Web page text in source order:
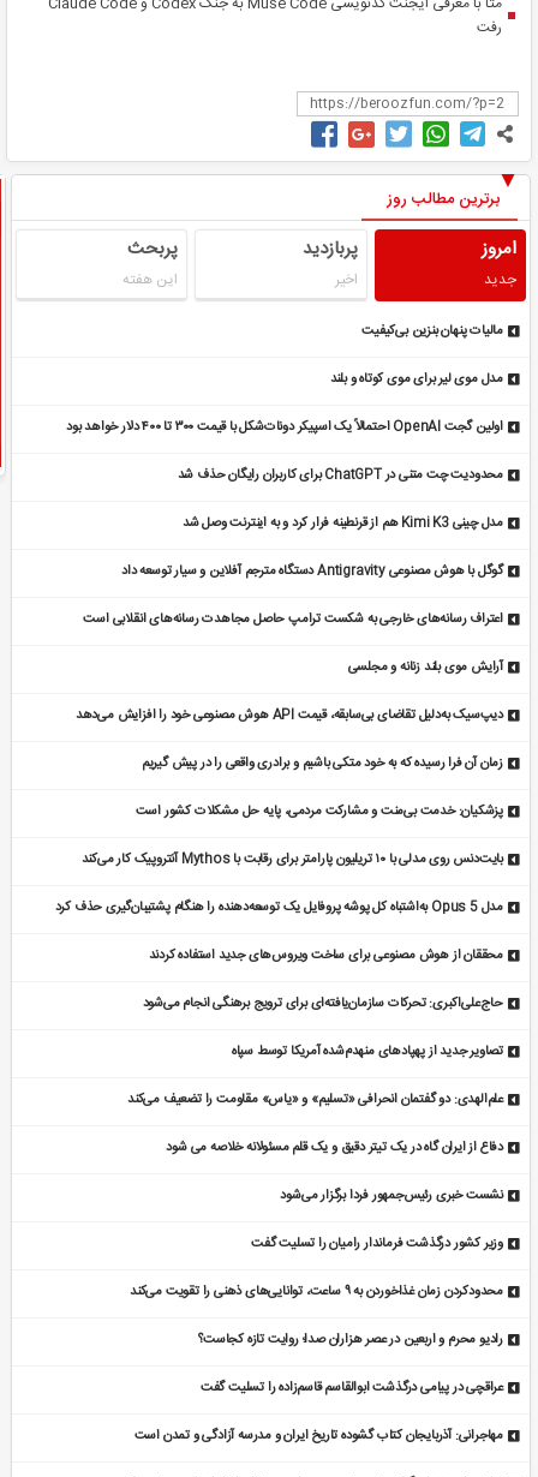
رفت
برترین مطالب روز
امروز
جدید
پربازدید
اخیر
پربحث
این هفته
مالیات پنهان بنزین بی‌کیفیت
مدل موی لیر برای موی کوتاه و بلند
اولین گجت OpenAI احتمالاً یک اسپیکر دونات‌شکل با قیمت ۳۰۰ تا ۴۰۰ دلار خواهد بود
محدودیت چت متنی در ChatGPT برای کاربران رایگان حذف شد
مدل چینی Kimi K3 هم از قرنطینه فرار کرد و به اینترنت وصل شد
گوگل با هوش مصنوعی Antigravity دستگاه مترجم آفلاین و سیار توسعه داد
اعتراف رسانه‌های خارجی به شکست ترامپ حاصل مجاهدت رسانه‌های انقلابی است
آرایش موی بلند زنانه و مجلسی
دیپ‌سیک به‌دلیل تقاضای بی‌سابقه، قیمت API هوش مصنوعی خود را افزایش می‌دهد
زمان آن فرا رسیده که به خود متکی باشیم و برادری واقعی را در پیش گیریم
پزشکیان: خدمت بی‌منت و مشارکت مردمی، پایه حل مشکلات کشور است
بایت‌دنس روی مدلی با ۱۰ تریلیون پارامتر برای رقابت با Mythos آنتروپیک کار می‌کند
مدل Opus 5 به‌اشتباه کل پوشه پروفایل یک توسعه‌دهنده را هنگام پشتیبان‌گیری حذف کرد
محققان از هوش مصنوعی برای ساخت ویروس‌های جدید استفاده کردند
حاج‌علی‌اکبری: تحرکات سازمان‌یافته‌ای برای ترویج برهنگی انجام می‌شود
تصاویر جدید از پهپادهای منهدم‌شده آمریکا توسط سپاه
علم‌الهدی: دو گفتمان انحرافی «تسلیم» و «یاس» مقاومت را تضعیف می‌کند
دفاع از ایران گاه در یک تیتر دقیق و یک قلم مسئولانه خلاصه می شود
نشست خبری رئیس‌جمهور فردا برگزار می‌شود
وزیر کشور درگذشت فرماندار رامیان را تسلیت گفت
محدودکردن زمان غذاخوردن به ۹ ساعت، توانایی‌های ذهنی را تقویت می‌کند
رادیو محرم و اربعین در عصر هزاران صدا؛ روایت تازه کجاست؟
عراقچی در پیامی درگذشت ابوالقاسم قاسم‌زاده را تسلیت گفت
مهاجرانی: آذربایجان کتاب گشوده تاریخ ایران و مدرسه آزادگی و تمدن است